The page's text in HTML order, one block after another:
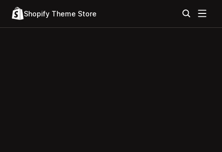
Shopify Theme Store